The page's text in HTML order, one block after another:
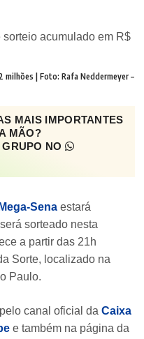
milhões | Foto: Rafa Neddermeyer –
MAIS IMPORTANTES
MÃO?
NO
Mega‑Sena estará
sorteado nesta
a partir das 21h
Sorte, localizado na
Paulo.
canal oficial daCaixa
e também na página da